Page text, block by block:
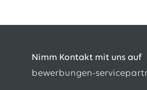
Nimm Kontakt mit uns auf
bewerbungen-